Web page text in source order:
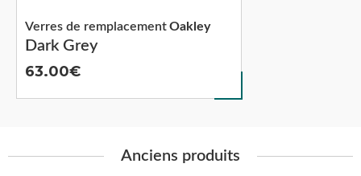
Dark Grey
Verres de remplacementOakley
63.00
Anciens produits